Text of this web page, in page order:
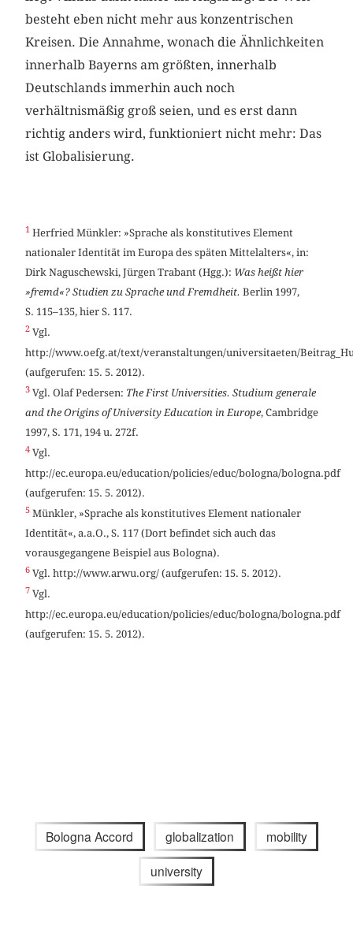
besteht eben nicht mehr aus konzentrischen
Kreisen. Die Annahme, wonach die Ähnlichkeiten
innerhalb Bayerns am größten, innerhalb
Deutschlands immerhin auch noch
verhältnismäßig groß seien, und es erst dann
richtig anders wird, funktioniert nicht mehr: Das
ist Globalisierung.
1 Herfried Münkler: »Sprache als konstitutives Element
nationaler Identität im Europa des späten Mittelalters«, in:
Dirk Naguschewski, Jürgen Trabant (Hgg.): Was heißt hier
»fremd«? Studien zu Sprache und Fremdheit.Berlin 1997,
S. 115–135, hier S. 117.
2 Vgl.
http://www.oefg.at/text/veranstaltungen/universitaeten/
(aufgerufen: 15. 5. 2012).
3 Vgl. Olaf Pedersen: The First Universities. Studium generale
and the Origins of University Education in Europe, Cambridge
1997, S. 171, 194 u. 272f.
4 Vgl.
http://ec.europa.eu/education/policies/educ/bologna/bologna.pdf
(aufgerufen: 15. 5. 2012).
5 Münkler, »Sprache als konstitutives Element nationaler
Identität«, a.a.O., S. 117 (Dort befindet sich auch das
vorausgegangene Beispiel aus Bologna).
6 Vgl. http://www.arwu.org/ (aufgerufen: 15. 5. 2012).
7 Vgl.
http://ec.europa.eu/education/policies/educ/bologna/bologna.pdf
(aufgerufen: 15. 5. 2012).
Bologna Accord globalization mobility
university